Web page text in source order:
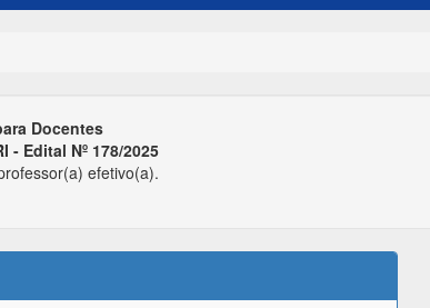
Docentes
- Edital Nº 178/2025
efetivo(a).